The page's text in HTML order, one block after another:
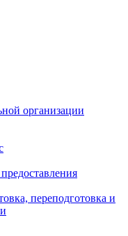
организации
переподготовка и